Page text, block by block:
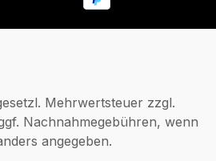
Mehrwertsteuer zzgl.
Nachnahmegebühren, wenn
angegeben.